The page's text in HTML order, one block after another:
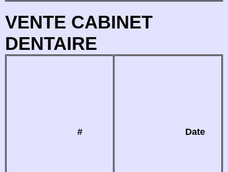
VENTE CABINET
DENTAIRE
# Date